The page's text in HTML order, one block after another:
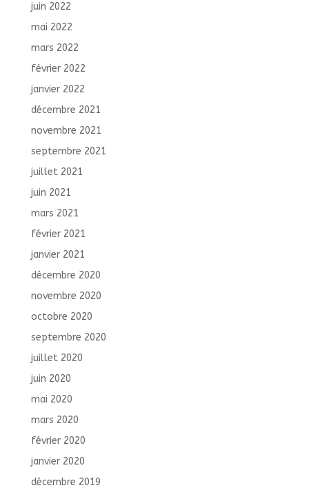
juin 2022
mai 2022
mars 2022
février 2022
janvier 2022
décembre 2021
novembre 2021
septembre 2021
juillet 2021
juin 2021
mars 2021
février 2021
janvier 2021
décembre 2020
novembre 2020
octobre 2020
septembre 2020
juillet 2020
juin 2020
mai 2020
mars 2020
février 2020
janvier 2020
décembre 2019